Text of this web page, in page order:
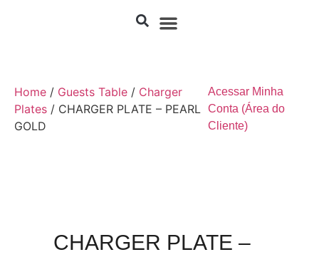
Home / Guests Table / Charger
Plates / CHARGER PLATE – PEARL
GOLD
Acessar Minha
Conta (Área do
Cliente)
CHARGER PLATE –